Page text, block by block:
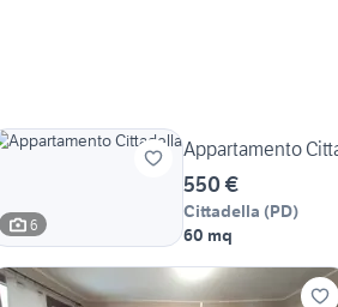
6
Appartamento
550 €
Cittadella (PD)
60 mq